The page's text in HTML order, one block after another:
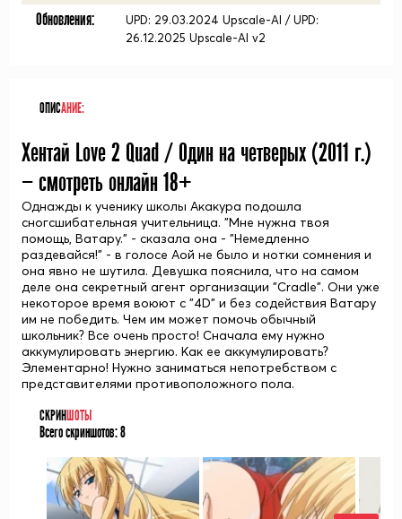
Обновления:
UPD: 29.03.2024 Upscale-AI / UPD:
26.12.2025 Upscale-AI v2
ОПИСАНИЕ:
Хентай Love 2 Quad / Один на четверых (2011 г.)
— смотреть онлайн 18+
Однажды к ученику школы Акакура подошла
сногсшибательная учительница. "Мне нужна твоя
помощь, Ватару." - сказала она - "Немедленно
раздевайся!" - в голосе Аой не было и нотки сомнения и
она явно не шутила. Девушка пояснила, что на самом
деле она секретный агент организации "Cradle". Они уже
некоторое время воюют с "4D" и без содействия Ватару
им не победить. Чем им может помочь обычный
школьник? Все очень просто! Сначала ему нужно
аккумулировать энергию. Как ее аккумулировать?
Элементарно! Нужно заниматься непотребством с
представителями противоположного пола.
СКРИН ШОТЫ
Всего скриншотов:8